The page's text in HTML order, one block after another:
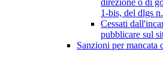
direzione o di
1-bis, del dlgs
Cessati
pubblicare sul
Sanzioni per mancata